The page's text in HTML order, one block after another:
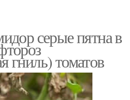
серые пятна в
гниль) томатов